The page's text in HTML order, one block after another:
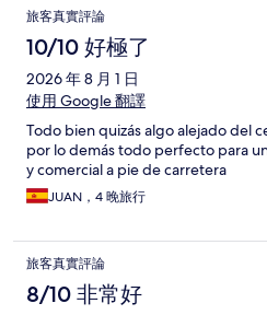
旅客真實評論
10/10 好極了
2026 年 8 月 1 日
使用 Google 翻譯
Todo bien quizás algo alejado del
por lo demás todo perfecto para
y comercial a pie de carretera
JUAN，4 晚旅行
旅客真實評論
8/10 非常好